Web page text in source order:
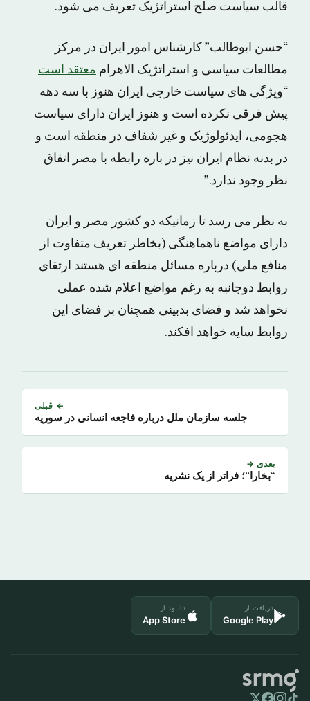
قالب سیاست صلح استراتژیک تعریف می شود.
“حسن ابوطالب” کارشناس امور ایران در مرکز
مطالعات سیاسی و استراتژیک الاهرام معتقد است
“ویژگی های سیاست خارجی ایران هنوز با سه دهه
پیش فرقی نکرده است و هنوز ایران دارای سیاست
هجومی، ایدئولوژیک و غیر شفاف در منطقه است و
در بدنه نظام ایران نیز در باره رابطه با مصر اتفاق
نظر وجود ندارد.”
به نظر می رسد تا زمانیکه دو کشور مصر و ایران
دارای مواضع ناهماهنگی (بخاطر تعریف متفاوت از
منافع ملی) درباره مسائل منطقه ای هستند ارتقای
روابط دوجانبه به رغم مواضع اعلام شده عملی
نخواهد شد و فضای بدبینی همچنان بر فضای این
روابط سایه خواهد افکند.
← قبلی
جلسه سازمان ملل درباره فاجعه انسانی در سوریه
بعدی →
“بخارا”؛ فراتر از یک نشریه
دریافت از
Google Play
دانلود از
App Store